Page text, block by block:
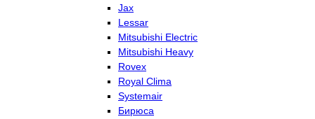
Jax
Lessar
Mitsubishi Electric
Mitsubishi Heavy
Rovex
Royal Clima
Systemair
Бирюса